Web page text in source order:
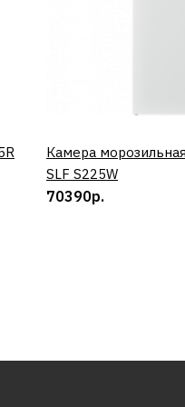
Камера
SLF S225W
70390р.